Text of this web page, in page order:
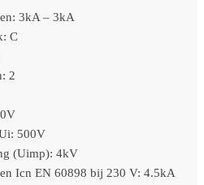
3kA – 3kA
C
2
500V
(Uimp): 4kV
Icn EN 60898 bij 230 V: 4.5kA